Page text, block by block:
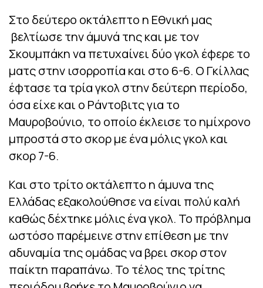
Στο δεύτερο οκτάλεπτο η Εθνική μας
βελτίωσε την άμυνά της και με τον
Σκουμπάκη να πετυχαίνει δύο γκολ έφερε το
ματς στην ισορροπία και στο 6-6. Ο Γκίλλας
έφτασε τα τρία γκολ στην δεύτερη περίοδο,
όσα είχε και ο Ράντοβιτς για το
Μαυροβούνιο, το οποίο έκλεισε το ημίχρονο
μπροστά στο σκορ με ένα μόλις γκολ και
σκορ 7-6.
Και στο τρίτο οκτάλεπτο η άμυνα της
Ελλάδας εξακολούθησε να είναι πολύ καλή
καθώς δέχτηκε μόλις ένα γκολ. Το πρόβλημα
ωστόσο παρέμεινε στην επίθεση με την
αδυναμία της ομάδας να βρει σκορ στον
παίκτη παραπάνω. Το τέλος της τρίτης